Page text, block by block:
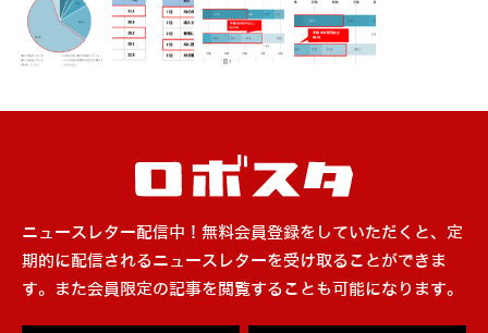
ニュースレター配信中！無料会員登録をしていただくと、定
期的に配信されるニュースレターを受け取ることができま
す。また会員限定の記事を閲覧することも可能になります。